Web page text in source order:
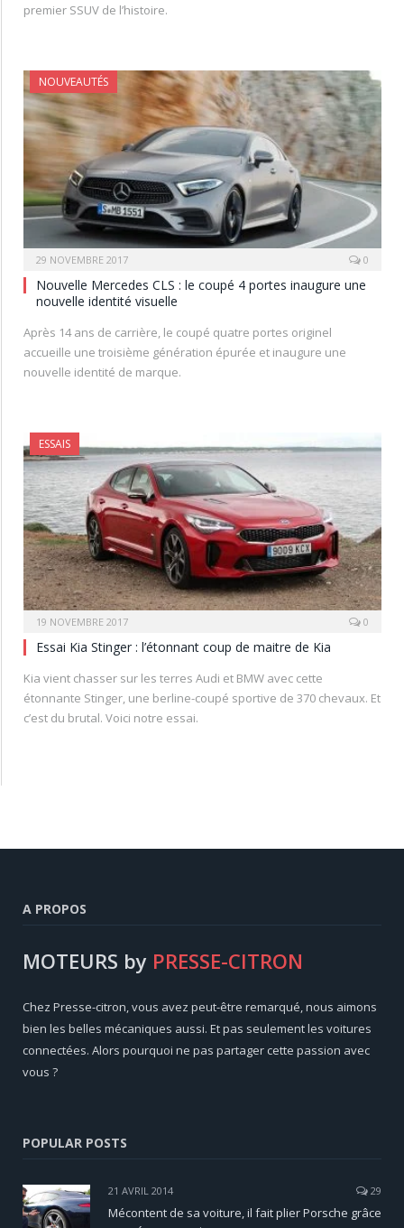
premier SSUV de l’histoire.
NOUVEAUTÉS
29 NOVEMBRE 2017 0
Nouvelle Mercedes CLS : le coupé 4 portes inaugure une
nouvelle identité visuelle
Après 14 ans de carrière, le coupé quatre portes originel
accueille une troisième génération épurée et inaugure une
nouvelle identité de marque.
ESSAIS
19 NOVEMBRE 2017 0
Essai Kia Stinger : l’étonnant coup de maitre de Kia
Kia vient chasser sur les terres Audi et BMW avec cette
étonnante Stinger, une berline-coupé sportive de 370 chevaux. Et
c’est du brutal. Voici notre essai.
A PROPOS
MOTEURS by PRESSE-CITRON
Chez Presse-citron, vous avez peut-être remarqué, nous aimons
bien les belles mécaniques aussi. Et pas seulement les voitures
connectées. Alors pourquoi ne pas partager cette passion avec
vous ?
POPULAR POSTS
21 AVRIL 2014 29
Mécontent de sa voiture, il fait plier Porsche grâce